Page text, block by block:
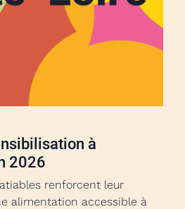
à
2026
renforcent leur
alimentation accessible à